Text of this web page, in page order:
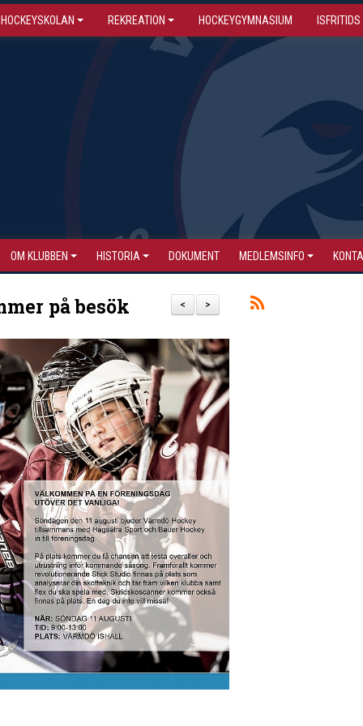
HOCKEYSKOLAN REKREATION HOCKEYGYMNASIUM ISFRITIDS
OM KLUBBEN HISTORIA DOKUMENT MEDLEMSINFO
>
<
på besök